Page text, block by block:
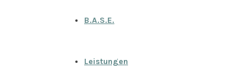
B.A.S.E.
Leistungen